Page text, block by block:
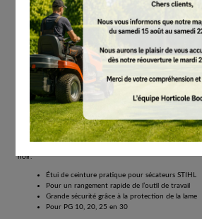
Etui de ceinture, pour sécateurs
# 00008813644
Autres
17.20
Tous les prix comprennent la TVA de 21%.
Réserver
noir.
Étui de ceinture pratique pour sécateurs STIHL
Pour un rangement rapide de l’outil de travail
Grande sécurité grâce à la protection de la lame
Pour PG 10, 20, 25 en 30